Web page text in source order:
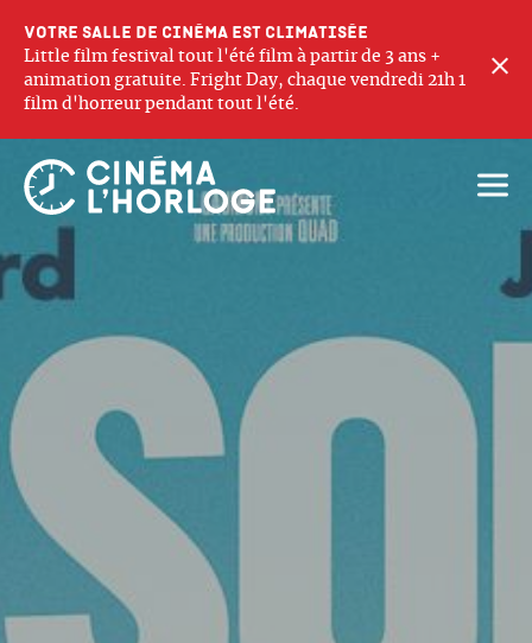
Votre salle de cinéma est climatisée
Little film festival tout l'été film à partir de 3 ans +
animation gratuite. Fright Day, chaque vendredi 21h 1
film d'horreur pendant tout l'été.